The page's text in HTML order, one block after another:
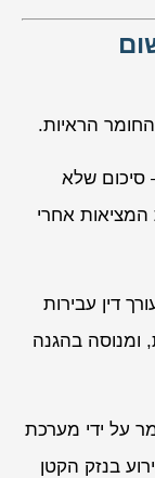
הראיות.
סיכום שלא
אחרי
דין עבירות
ומנוסה בהגנה
על ידי מערכת
בנזק הקטן